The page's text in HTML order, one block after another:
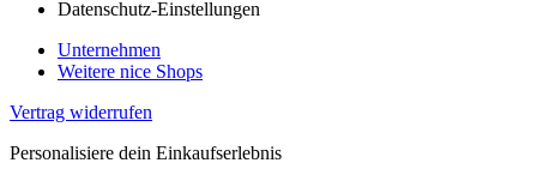
Datenschutz-Einstellungen
Unternehmen
Weitere nice Shops
Vertrag widerrufen
Personalisiere dein Einkaufserlebnis